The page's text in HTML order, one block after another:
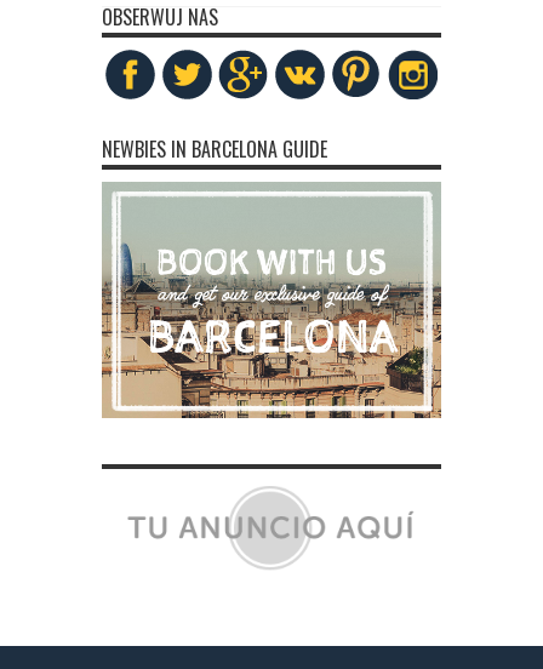
OBSERWUJ NAS
NEWBIES IN BARCELONA GUIDE